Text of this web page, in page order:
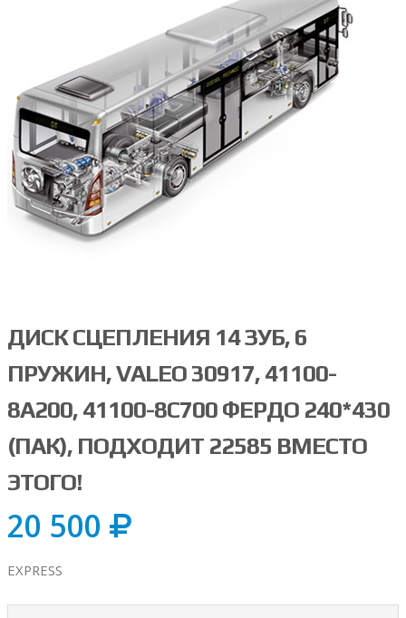
ДИСК СЦЕПЛЕНИЯ 14 ЗУБ, 6
ПРУЖИН, VALEO 30917, 41100-
8A200, 41100-8C700 ФЕРДО 240*430
(ПАК), ПОДХОДИТ 22585 ВМЕСТО
ЭТОГО!
20 500
EXPRESS